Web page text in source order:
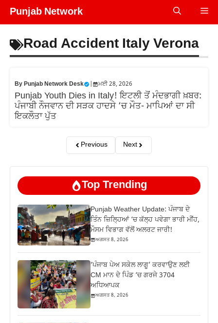
Skip
Punjab Network
Road Accident Italy Verona
ByPunjab Network Desk ਮਈ 28, 2026
Punjab Youth Dies in Italy! ਇਟਲੀ ਤੋਂ ਮੰਦਭਾਗੀ ਖ਼ਬਰ:
ਪੰਜਾਬੀ ਨੌਜਵਾਨ ਦੀ ਸੜਕ ਹਾਦਸੇ ‘ਚ ਮੌਤ- ਮਾਪਿਆਂ ਦਾ ਸੀ
ਇਕਲੌਤਾ ਪੁੱਤ
Previous Next
Top Trending
Punjab Weather Update: ਪੰਜਾਬ ਦੇ
ਤਿੰਨ ਜ਼‍ਿਲ੍ਹਿਆਂ ‘ਚ ਕੱਲ੍ਹ ਪਵੇਗਾ ਭਾਰੀ ਮੀਂਹ,
ਮੌਸਮ ਵਿਭਾਗ ਵੱਲੋਂ ਅਲਰਟ ਜਾਰੀ!
ਅਗਸਤ 8, 2026
‘ਪੰਜਾਬ ਪੇਅ ਸਕੇਲ ਲਾਗੂ’ ਕਰਵਾਉਣ ਲਈ
CM ਮਾਨ ਦੇ ਪਿੰਡ ‘ਚ ਗਰਜੇ 3704
ਅਧਿਆਪਕ
ਅਗਸਤ 8, 2026